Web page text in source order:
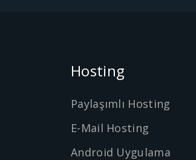
Hosting
Paylaşımlı Hosting
E-Mail Hosting
Android Uygulama